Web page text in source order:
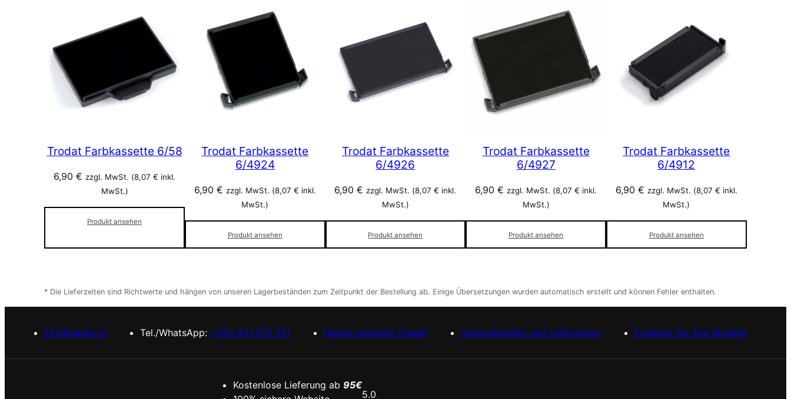
Trodat Farbkassette 6/58
6,90€ zzgl. MwSt. (8,07€ inkl.
MwSt.)
Produkt ansehen
Trodat Farbkassette
6/4924
6,90 € zzgl. MwSt. (8,07 € inkl.
MwSt.)
Produkt ansehen
Trodat Farbkassette
6/4926
6,90€ zzgl. MwSt. (8,07€ inkl.
MwSt.)
Produkt ansehen
Trodat Farbkassette
6/4927
6,90€ zzgl. MwSt. (8,07€ inkl.
MwSt.)
Produkt ansehen
Trodat Farbkassette
6/4912
6,90 € zzgl. MwSt. (8,07 € inkl.
MwSt.)
Produkt ansehen
* Die Lieferzeiten sind Richtwerte und hängen von unseren Lagerbeständen zum Zeitpunkt der Bestellung ab. Einige Übersetzungen wurden automatisch erstellt und können Fehler enthalten.
info@hanko.lu Tel./WhatsApp: +352 621 574 751 Häufig gestellte Fragen Versandkosten und Lieferzeiten Erstellen Sie Ihre Modelle
Kostenlose Lieferung ab 95€
5.0